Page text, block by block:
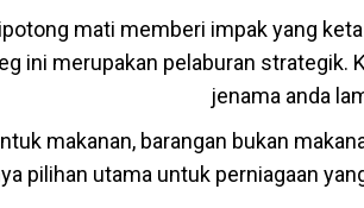
mati memberi impak yang
ini merupakan pelaburan
jenama anda
makanan, barangan bukan
pilihan utama untuk perniagaan